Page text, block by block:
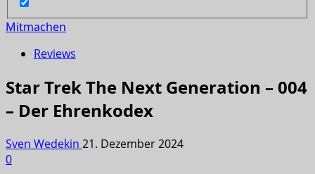
Mitmachen
Reviews
Star Trek The Next Generation – 004
– Der Ehrenkodex
Sven Wedekin 21. Dezember 2024
0